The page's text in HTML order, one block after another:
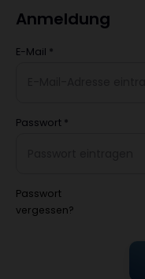
Anmeldung
E-Mail *
Passwort *
Passwort
vergessen?